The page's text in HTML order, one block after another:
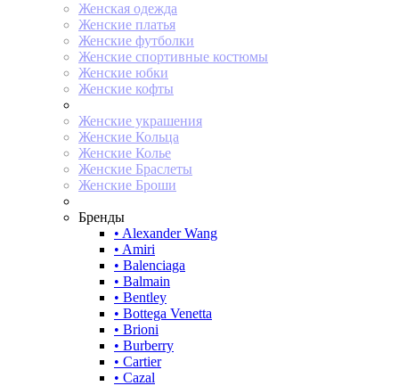
Женская одежда
Женские платья
Женские футболки
Женские спортивные костюмы
Женские юбки
Женские кофты
Женские украшения
Женские Кольца
Женские Колье
Женские Браслеты
Женские Броши
Бренды
• Alexander Wang
• Amiri
• Balenciaga
• Balmain
• Bentley
• Bottega Venetta
• Brioni
• Burberry
• Cartier
• Cazal